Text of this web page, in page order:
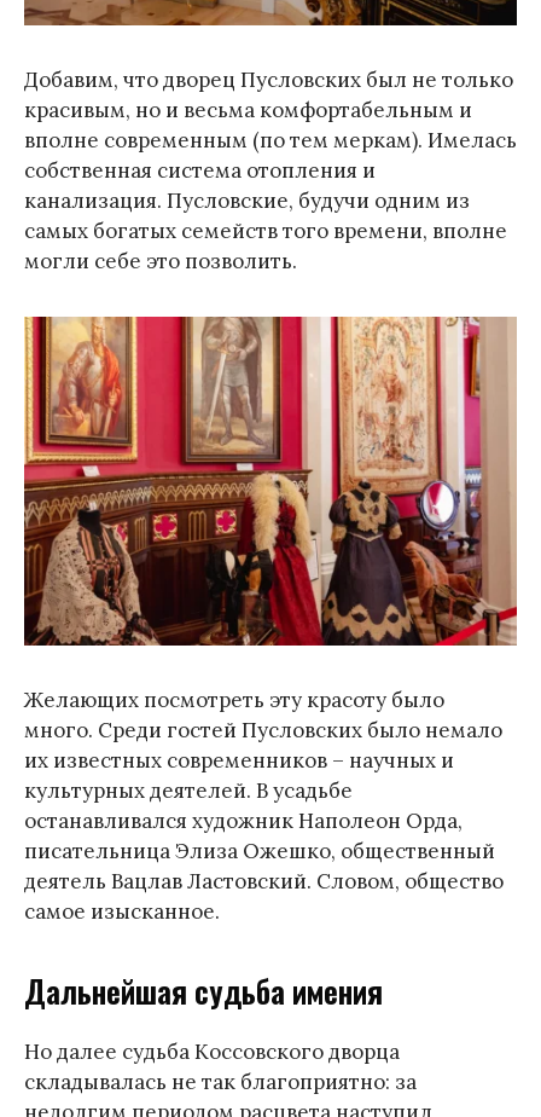
Добавим, что дворец Пусловских был не только
красивым, но и весьма комфортабельным и
вполне современным (по тем меркам). Имелась
собственная система отопления и
канализация. Пусловские, будучи одним из
самых богатых семейств того времени, вполне
могли себе это позволить.
Желающих посмотреть эту красоту было
много. Среди гостей Пусловских было немало
их известных современников – научных и
культурных деятелей. В усадьбе
останавливался художник Наполеон Орда,
писательница Элиза Ожешко, общественный
деятель Вацлав Ластовский. Словом, общество
самое изысканное.
Дальнейшая судьба имения
Но далее судьба Коссовского дворца
складывалась не так благоприятно: за